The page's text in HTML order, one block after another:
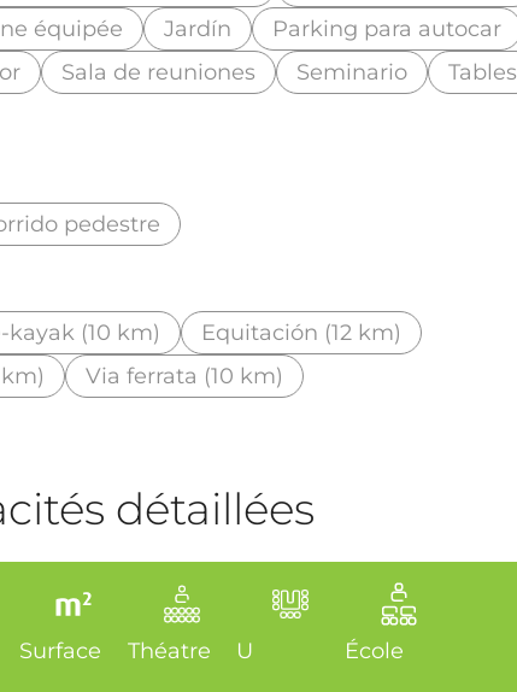
équipée Jardín
Parking para autocar
Sala de reuniones Seminario
Tables
pedestre
kayak (10 km)
Equitación (12 km)
Via ferrata (10 km)
détaillées
Surface Théatre U École